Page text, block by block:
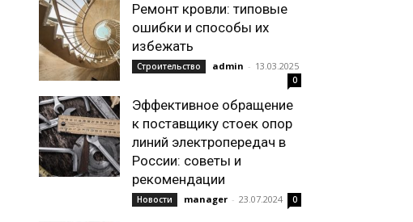
Ремонт кровли: типовые
ошибки и способы их
избежать
Строительство admin - 13.03.2025
0
Эффективное обращение
к поставщику стоек опор
линий электропередач в
России: советы и
рекомендации
Новости manager - 23.07.2024 0